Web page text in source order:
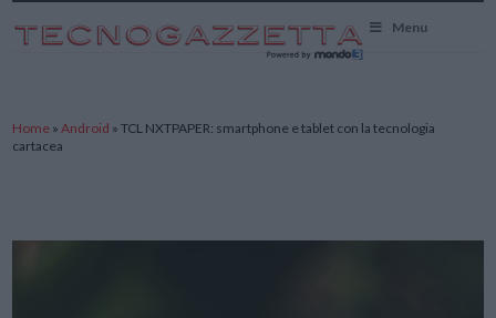
Menu
Home »Android »TCL NXTPAPER: smartphone e tablet con la tecnologia
cartacea